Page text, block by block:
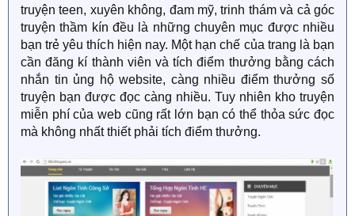
truyện teen, xuyên không, đam mỹ, trinh thám và cả góc
truyện thầm kín đều là những chuyên mục được nhiều
bạn trẻ yêu thích hiện nay. Một hạn chế của trang là bạn
cần đăng kí thành viên và tích điểm thưởng bằng cách
nhắn tin ủng hộ website, càng nhiều điểm thưởng số
truyện bạn được đọc càng nhiều. Tuy nhiên kho truyện
miễn phí của web cũng rất lớn bạn có thể thỏa sức đọc
mà không nhất thiết phải tích điểm thưởng.